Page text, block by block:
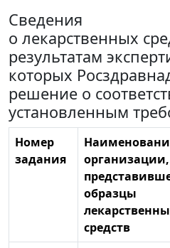
Сведения
о лекарственных
результатам
которых
решение о
установленным
Номер
задания
организации,
образцы
средств